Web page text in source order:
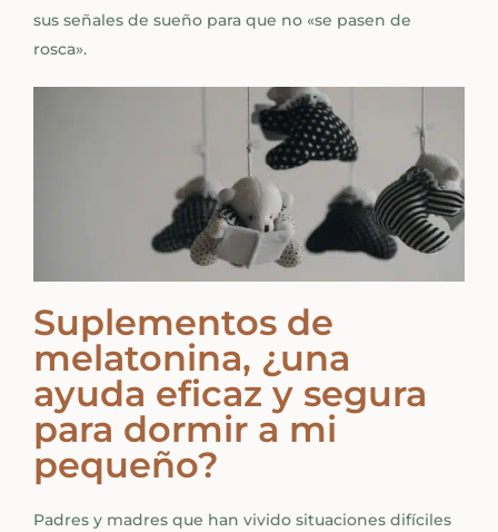
sus señales de sueño para que no «se pasen de
rosca».
Suplementos de
melatonina, ¿una
ayuda eficaz y segura
para dormir a mi
pequeño?
Padres y madres que han vivido situaciones difíciles